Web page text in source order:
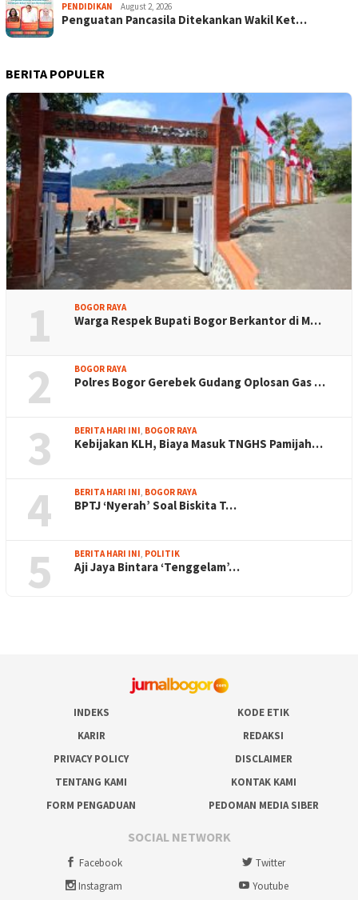
PENDIDIKAN August 2, 2026
Penguatan Pancasila Ditekankan Wakil Ket…
BERITA POPULER
1 BOGOR RAYA
Warga Respek Bupati Bogor Berkantor di M…
2 BOGOR RAYA
Polres Bogor Gerebek Gudang Oplosan Gas …
3 BERITA HARI INI, BOGOR RAYA
Kebijakan KLH, Biaya Masuk TNGHS Pamijah…
4 BERITA HARI INI, BOGOR RAYA
BPTJ ‘Nyerah’ Soal Biskita T…
5 BERITA HARI INI, POLITIK
Aji Jaya Bintara ‘Tenggelam’…
INDEKS
KODE ETIK
KARIR
REDAKSI
PRIVACY POLICY
DISCLAIMER
TENTANG KAMI
KONTAK KAMI
FORM PENGADUAN
PEDOMAN MEDIA SIBER
SOCIAL NETWORK
Facebook
Twitter
Instagram
Youtube